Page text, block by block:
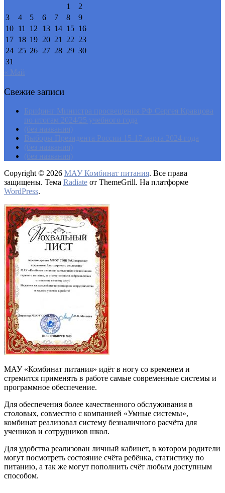
1
2
3
4 5 6 7 8
9
10 11 12 13 14 15 16
17 18 19 20 21 22 23
24 25 26 27 28 29 30
31
« Май
Свежие записи
Брифинг Министра просвещения РФ Сергея Кравцова
по итогам 2024/25 учебного года
(без названия)
Выборы Президента России 15-17 марта 2024 года
(без названия)
(без названия)
Copyright © 2026 МАУ Комбинат питания. Все права
защищены. Тема Radiate от ThemeGrill. На платформе
WordPress.
МАУ «Комбинат питания» идёт в ногу со временем и
стремится применять в работе самые современные системы и
программное обеспечение.
Для обеспечения более качественного обслуживания в
столовых, совместно с компанией «Умные системы»,
комбинат реализовал систему безналичного расчёта для
учеников и сотрудников школ.
Для удобства реализован личный кабинет, в котором родители
могут посмотреть состояние счёта ребёнка, статистику по
питанию, а так же могут пополнить счёт любым доступным
способом.